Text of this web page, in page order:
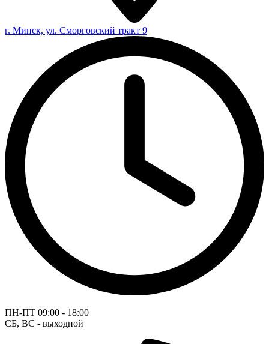
г. Минск, ул. Сморговский тракт 9
ПН-ПТ 09:00 - 18:00
СБ, ВС - выходной